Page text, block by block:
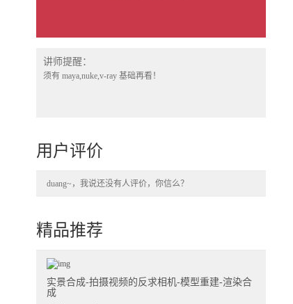
讲师提醒：
须有 maya,nuke,v-ray 基础再看！
用户评价
duang~，我说还没有人评价，你信么？
精品推荐
实景合成-拍摄视频的反求相机-模型重建-渲染合
成